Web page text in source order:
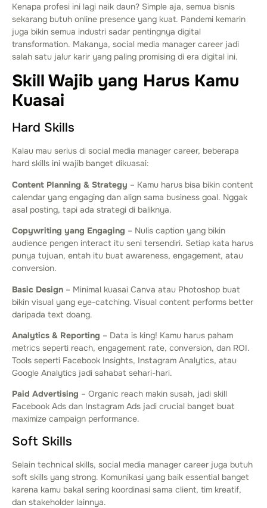
Kenapa profesi ini lagi naik daun? Simple aja, semua bisnis
sekarang butuh online presence yang kuat. Pandemi kemarin
juga bikin semua industri sadar pentingnya digital
transformation. Makanya, social media manager career jadi
salah satu jalur karir yang paling promising di era digital ini.
Skill Wajib yang Harus Kamu
Kuasai
Hard Skills
Kalau mau serius di social media manager career, beberapa
hard skills ini wajib banget dikuasai:
Content Planning & Strategy – Kamu harus bisa bikin content
calendar yang engaging dan align sama business goal. Nggak
asal posting, tapi ada strategi di baliknya.
Copywriting yang Engaging – Nulis caption yang bikin
audience pengen interact itu seni tersendiri. Setiap kata harus
punya tujuan, entah itu buat awareness, engagement, atau
conversion.
Basic Design – Minimal kuasai Canva atau Photoshop buat
bikin visual yang eye-catching. Visual content performs better
daripada text doang.
Analytics & Reporting – Data is king! Kamu harus paham
metrics seperti reach, engagement rate, conversion, dan ROI.
Tools seperti Facebook Insights, Instagram Analytics, atau
Google Analytics jadi sahabat sehari-hari.
Paid Advertising – Organic reach makin susah, jadi skill
Facebook Ads dan Instagram Ads jadi crucial banget buat
maximize campaign performance.
Soft Skills
Selain technical skills, social media manager career juga butuh
soft skills yang strong. Komunikasi yang baik essential banget
karena kamu bakal sering koordinasi sama client, tim kreatif,
dan stakeholder lainnya.